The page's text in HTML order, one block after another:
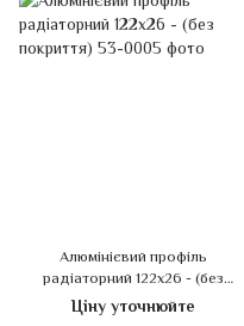
Алюмінієвий профіль
радіаторний 122х26 - (без
покриття)
Ціну уточнюйте